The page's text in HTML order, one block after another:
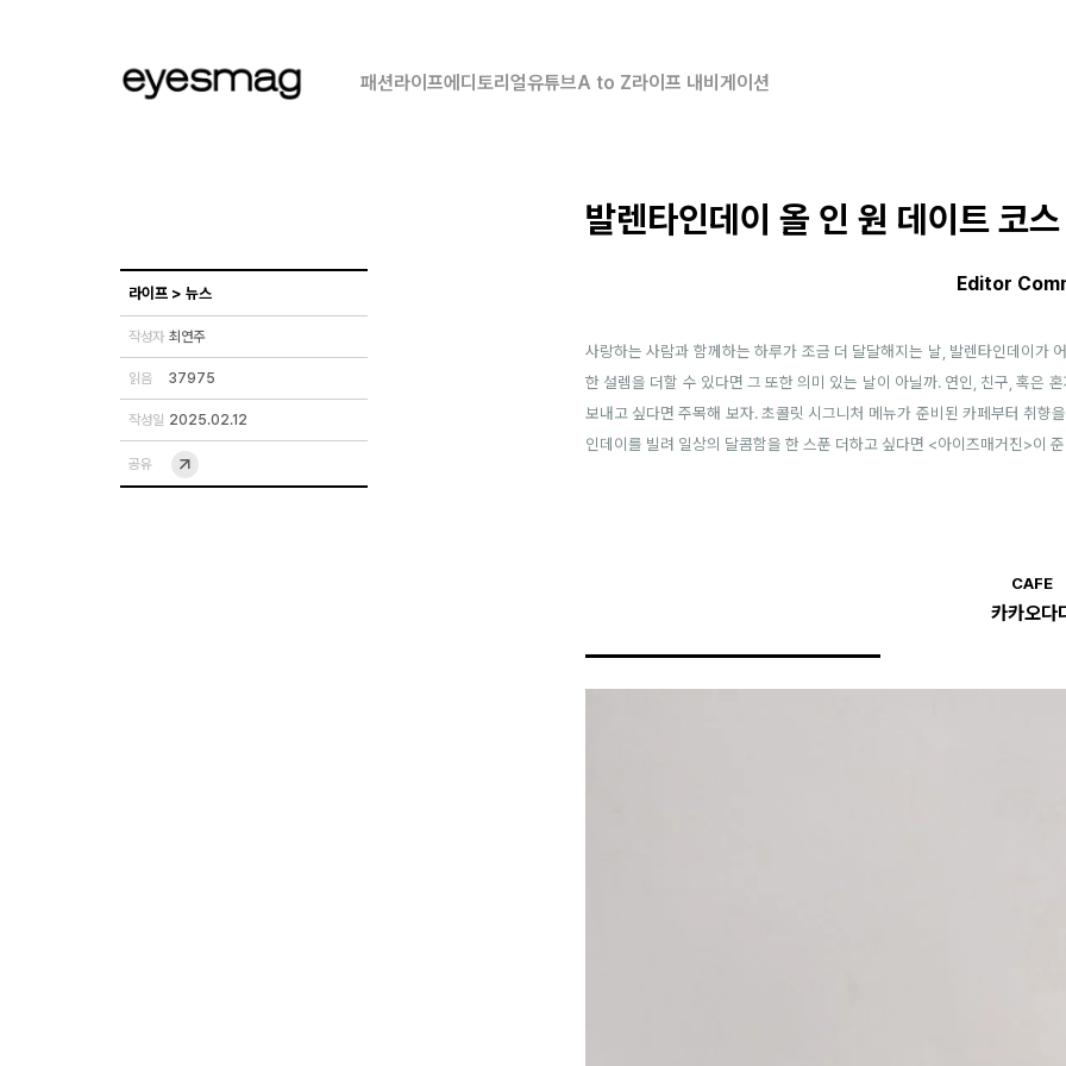
패션라이프에디토리얼유튜브A to Z라이프 내비게이션
발렌타인데이 올 인 원 데이트 코
라이프 > 뉴스
작성자 최연주
읽음 37975
작성일 2025.02.12
공유
Editor
사랑하는 사람과 함께하는 하루가 조금 더 달달해지는 날, 발렌타인데이가
한 설렘을 더할 수 있다면 그 또한 의미 있는 날이 아닐까. 연인, 친구, 혹은
보내고 싶다면 주목해 보자. 초콜릿 시그니처 메뉴가 준비된 카페부터 취향
인데이를 빌려 일상의 달콤함을 한 스푼 더하고 싶다면 <아이즈매거진>이
CAFE
카카오다